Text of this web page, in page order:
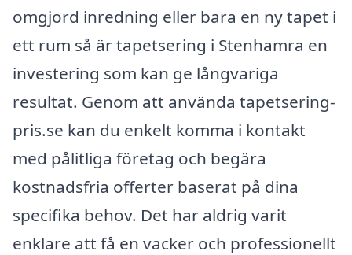
omgjord inredning eller bara en ny tapet i
ett rum så är tapetsering i Stenhamra en
investering som kan ge långvariga
resultat. Genom att använda tapetsering-
pris.se kan du enkelt komma i kontakt
med pålitliga företag och begära
kostnadsfria offerter baserat på dina
specifika behov. Det har aldrig varit
enklare att få en vacker och professionellt